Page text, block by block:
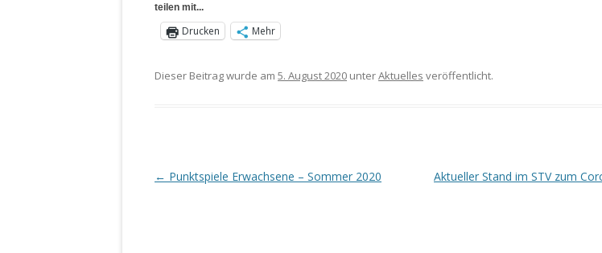
teilen mit...
Drucken Mehr
Dieser Beitrag wurde am 5. August 2020 unterAktuelles veröffentlicht.
Beitragsnavigation
← Punktspiele Erwachsene – Sommer 2020 Aktueller Stand im STV zum